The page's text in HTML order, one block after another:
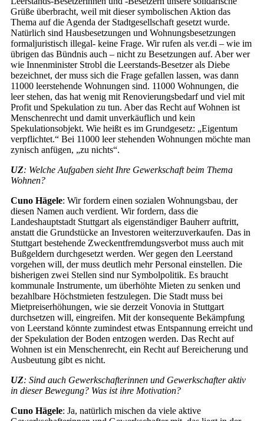
Grüße überbracht, weil mit dieser symbolischen Aktion das
Thema auf die Agenda der Stadtgesellschaft gesetzt wurde.
Natürlich sind Hausbesetzungen und Wohnungsbesetzungen
formaljuristisch illegal- keine Frage. Wir rufen als ver.di – wie im
übrigen das Bündnis auch – nicht zu Besetzungen auf. Aber wer
wie Innenminister Strobl die Leerstands-Besetzer als Diebe
bezeichnet, der muss sich die Frage gefallen lassen, was dann
11000 leerstehende Wohnungen sind. 11000 Wohnungen, die
leer stehen, das hat wenig mit Renovierungsbedarf und viel mit
Profit und Spekulation zu tun. Aber das Recht auf Wohnen ist
Menschenrecht und damit unverkäuflich und kein
Spekulationsobjekt. Wie heißt es im Grundgesetz: „Eigentum
verpflichtet.“ Bei 11000 leer stehenden Wohnungen möchte man
zynisch anfügen, „zu nichts“.
UZ: Welche Aufgaben sieht Ihre Gewerkschaft beim Thema
Wohnen?
Cuno Hägele: Wir fordern einen sozialen Wohnungsbau, der
diesen Namen auch verdient. Wir fordern, dass die
Landeshauptstadt Stuttgart als eigenständiger Bauherr auftritt,
anstatt die Grundstücke an Investoren weiterzuverkaufen. Das in
Stuttgart bestehende Zweckentfremdungsverbot muss auch mit
Bußgeldern durchgesetzt werden. Wer gegen den Leerstand
vorgehen will, der muss deutlich mehr Personal einstellen. Die
bisherigen zwei Stellen sind nur Symbolpolitik. Es braucht
kommunale Instrumente, um überhöhte Mieten zu senken und
bezahlbare Höchstmieten festzulegen. Die Stadt muss bei
Mietpreiserhöhungen, wie sie derzeit Vonovia in Stuttgart
durchsetzen will, eingreifen. Mit der konsequente Bekämpfung
von Leerstand könnte zumindest etwas Entspannung erreicht und
der Spekulation der Boden entzogen werden. Das Recht auf
Wohnen ist ein Menschenrecht, ein Recht auf Bereicherung und
Ausbeutung gibt es nicht.
UZ: Sind auch Gewerkschafterinnen und Gewerkschafter aktiv
in dieser Bewegung? Was ist ihre Motivation?
Cuno Hägele: Ja, natürlich mischen da viele aktive